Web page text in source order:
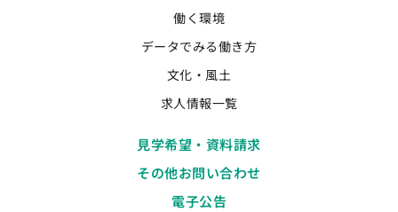
働く環境
データでみる働き方
文化・風土
求人情報一覧
見学希望・資料請求
その他お問い合わせ
電子公告